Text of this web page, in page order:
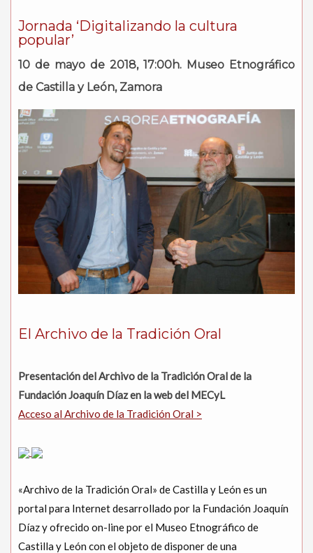
Jornada ‘Digitalizando la cultura
popular’
10 de mayo de 2018, 17:00h. Museo Etnográfico
de Castilla y León, Zamora
El Archivo de la Tradición Oral
Presentación del Archivo de la Tradición Oral de la
Fundación Joaquín Díaz en la web del MECyL
Acceso al Archivo de la Tradición Oral >
«Archivo de la Tradición Oral» de Castilla y León es un
portal para Internet desarrollado por la Fundación Joaquín
Díaz y ofrecido on-line por el Museo Etnográfico de
Castilla y León con el objeto de disponer de una